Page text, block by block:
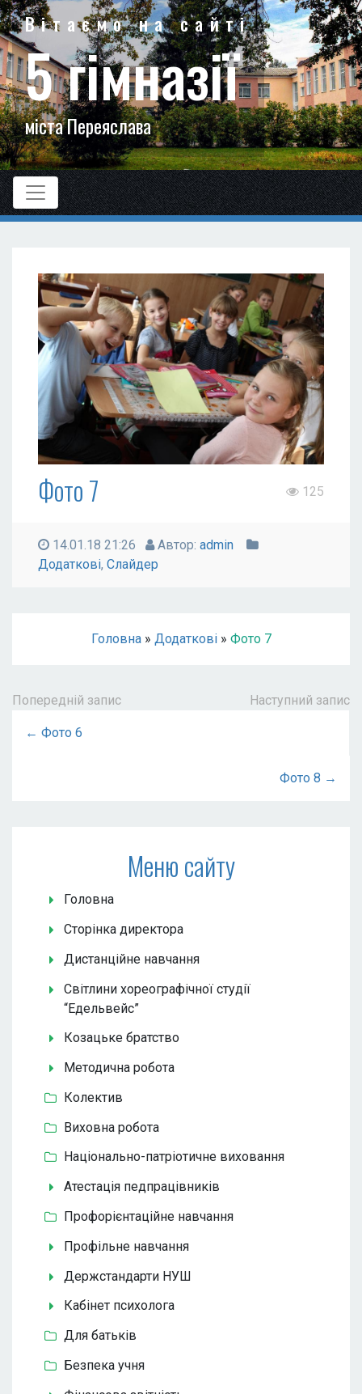
Вітаємо на сайті
5 гімназії
міста Переяслава
Фото 7 125
14.01.18 21:26 Автор: admin
Додаткові, Слайдер
Головна» Додаткові» Фото 7
Попередній запис Наступний запис
← Фото 6
Фото 8 →
Меню сайту
Головна
Сторінка директора
Дистанційне навчання
Світлини хореографічної студії
“Едельвейс”
Козацьке братство
Методична робота
Колектив
Виховна робота
Національно-патріотичне виховання
Атестація педпрацівників
Профорієнтаційне навчання
Профільне навчання
Держстандарти НУШ
Кабінет психолога
Для батьків
Безпека учня